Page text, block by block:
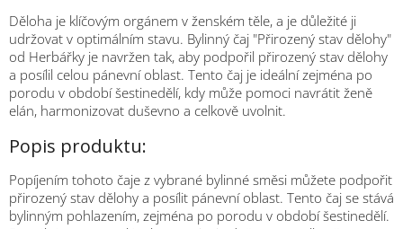
Děloha je klíčovým orgánem v ženském těle, a je důležité ji
udržovat v optimálním stavu. Bylinný čaj "Přirozený stav dělohy"
od Herbářky je navržen tak, aby podpořil přirozený stav dělohy
a posílil celou pánevní oblast. Tento čaj je ideální zejména po
porodu v období šestinedělí, kdy může pomoci navrátit ženě
elán, harmonizovat duševno a celkově uvolnit.
Popis produktu:
Popíjením tohoto čaje z vybrané bylinné směsi můžete podpořit
přirozený stav dělohy a posílit pánevní oblast. Tento čaj se stává
bylinným pohlazením, zejména po porodu v období šestinedělí.